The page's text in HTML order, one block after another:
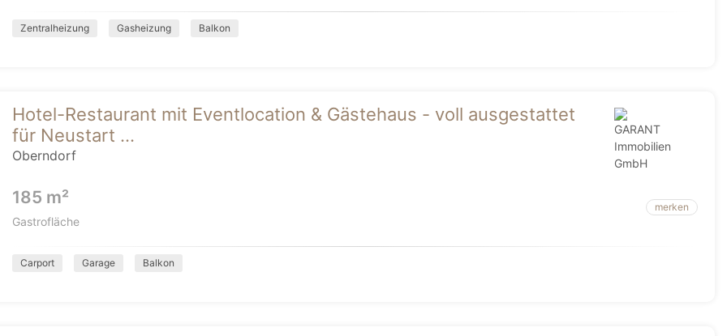
Zentralheizung Gasheizung Balkon
Hotel-Restaurant mit Eventlocation & Gästehaus - voll ausgestattet
für Neustart ...
Oberndorf
185 m²
Gastrofläche
merken
Carport Garage Balkon